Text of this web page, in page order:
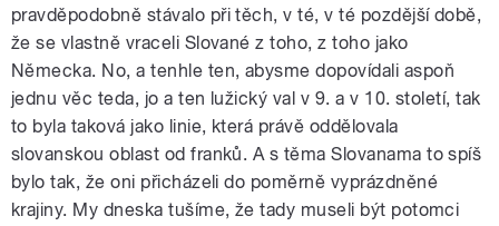
pravděpodobně stávalo při těch, v té, v té pozdější době,
že se vlastně vraceli Slované z toho, z toho jako
Německa. No, a tenhle ten, abysme dopovídali aspoň
jednu věc teda, jo a ten lužický val v 9. a v 10. století, tak
to byla taková jako linie, která právě oddělovala
slovanskou oblast od franků. A s těma Slovanama to spíš
bylo tak, že oni přicházeli do poměrně vyprázdněné
krajiny. My dneska tušíme, že tady museli být potomci